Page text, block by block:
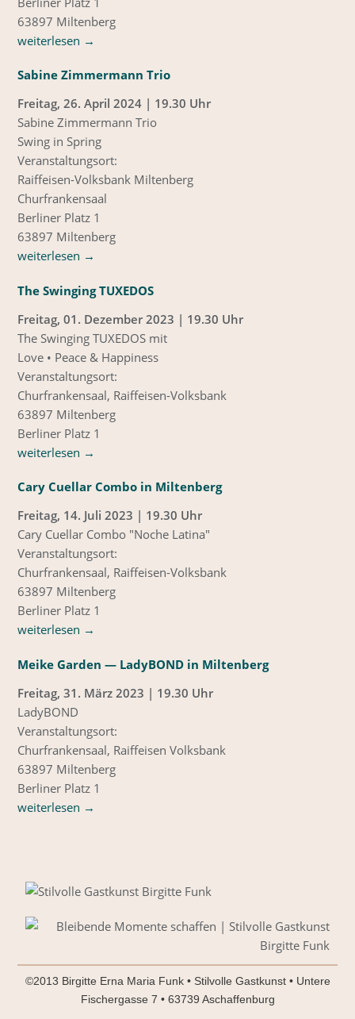
63897 Miltenberg
weiterlesen →
Sabine Zimmermann Trio
Freitag, 26. April 2024 | 19.30 Uhr
Sabine Zimmermann Trio
Swing in Spring
Veranstaltungsort:
Raiffeisen-Volksbank Miltenberg
Churfrankensaal
Berliner Platz 1
63897 Miltenberg
weiterlesen →
The Swinging TUXEDOS
Freitag, 01. Dezember 2023 | 19.30 Uhr
The Swinging TUXEDOS mit
Love • Peace & Happiness
Veranstaltungsort:
Churfrankensaal, Raiffeisen-Volksbank
63897 Miltenberg
Berliner Platz 1
weiterlesen →
Cary Cuellar Combo in Miltenberg
Freitag, 14. Juli 2023 | 19.30 Uhr
Cary Cuellar Combo "Noche Latina"
Veranstaltungsort:
Churfrankensaal, Raiffeisen-Volksbank
63897 Miltenberg
Berliner Platz 1
weiterlesen →
Meike Garden — LadyBOND in Miltenberg
Freitag, 31. März 2023 | 19.30 Uhr
LadyBOND
Veranstaltungsort:
Churfrankensaal, Raiffeisen Volksbank
63897 Miltenberg
Berliner Platz 1
weiterlesen →
©2013 Birgitte Erna Maria Funk • Stilvolle Gastkunst • Untere
Fischergasse 7 • 63739 Aschaffenburg